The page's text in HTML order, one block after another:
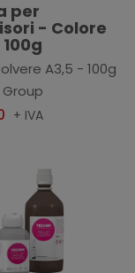
per
- Colore
A3,5 - 100g
+ IVA